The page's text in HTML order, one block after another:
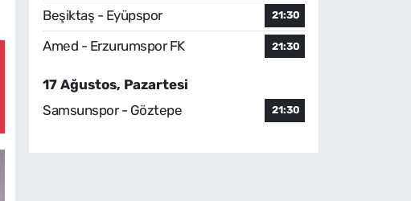
Beşiktaş - Eyüpspor 21:30
Amed - Erzurumspor FK 21:30
17 Ağustos, Pazartesi
Samsunspor - Göztepe
21:30